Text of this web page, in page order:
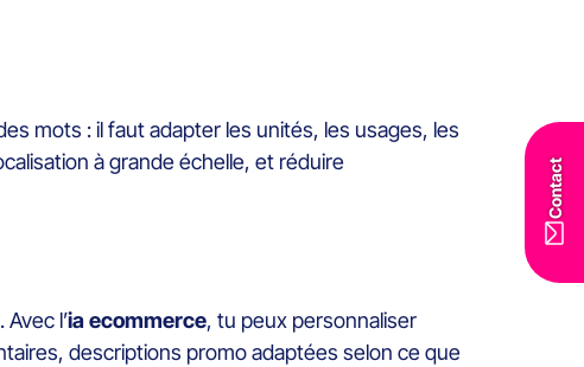
Contact
mots : il faut adapter les unités, les usages, les
à grande échelle, et réduire
l’ia ecommerce, tu peux personnaliser
descriptions promo adaptées selon ce que